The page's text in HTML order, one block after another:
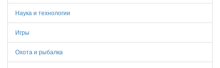
Наука и технологии
Игры
Охота и рыбалка